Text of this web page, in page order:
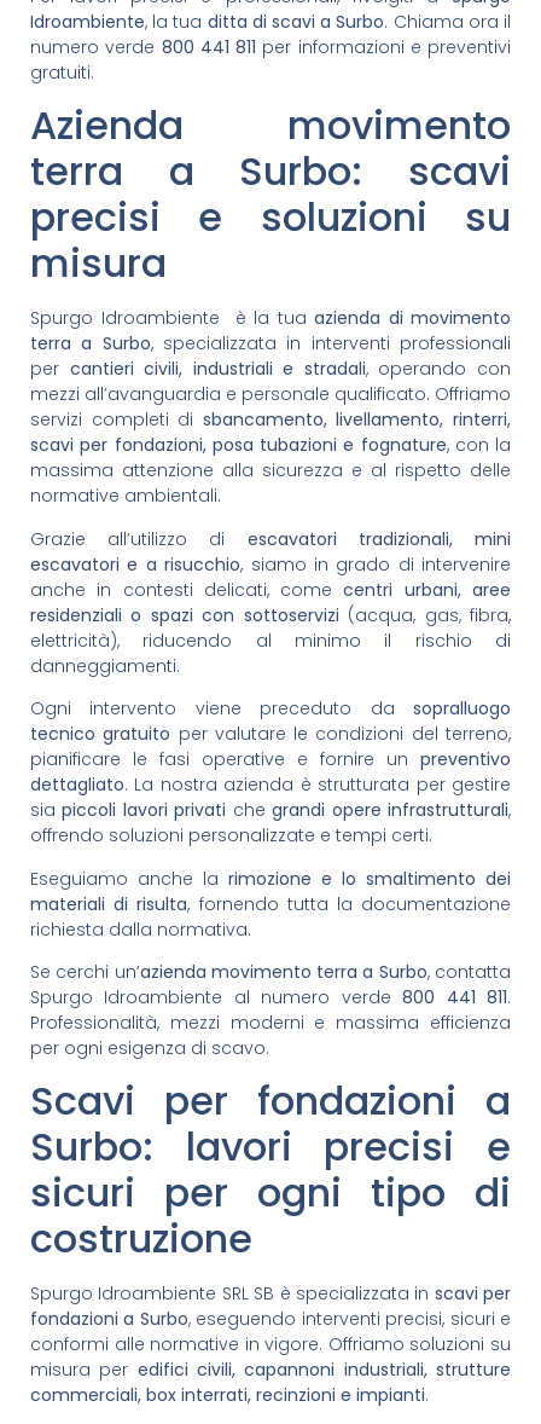
Idroambiente, la tua ditta di scavi a Surbo. Chiama ora il
numero verde 800 441 811 per informazioni e preventivi
gratuiti.
Azienda movimento
terra a Surbo: scavi
precisi e soluzioni su
misura
Spurgo Idroambiente è la tua azienda di movimento
terra a Surbo, specializzata in interventi professionali
per cantieri civili, industriali e stradali, operando con
mezzi all’avanguardia e personale qualificato. Offriamo
servizi completi di sbancamento, livellamento, rinterri,
scavi per fondazioni, posa tubazioni e fognature, con la
massima attenzione alla sicurezza e al rispetto delle
normative ambientali.
Grazie all’utilizzo di escavatori tradizionali, mini
escavatori e a risucchio, siamo in grado di intervenire
anche in contesti delicati, comecentri urbani, aree
residenziali o spazi con sottoservizi (acqua, gas, fibra,
elettricità), riducendo al minimo il rischio di
danneggiamenti.
Ogni intervento viene preceduto da sopralluogo
tecnico gratuito per valutare le condizioni del terreno,
pianificare le fasi operative e fornire un preventivo
dettagliato. La nostra azienda è strutturata per gestire
siapiccoli lavori privati chegrandi opere infrastrutturali,
offrendo soluzioni personalizzate e tempi certi.
Eseguiamo anche la rimozione e lo smaltimento dei
materiali di risulta, fornendo tutta la documentazione
richiesta dalla normativa.
Se cerchi un’azienda movimento terra a Surbo, contatta
Spurgo Idroambiente al numero verde800 441 811.
Professionalità, mezzi moderni e massima efficienza
per ogni esigenza di scavo.
Scavi per fondazioni a
Surbo: lavori precisi e
sicuri per ogni tipo di
costruzione
Spurgo Idroambiente SRL SB è specializzata in scavi per
fondazioni a Surbo, eseguendo interventi precisi, sicuri e
conformi alle normative in vigore. Offriamo soluzioni su
misura per edifici civili, capannoni industriali, strutture
commerciali, box interrati, recinzioni e impianti.